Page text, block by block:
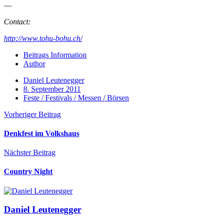
—
Contact:
http://www.tohu-bohu.ch/
Beitrags Information
Author
Daniel Leutenegger
8. September 2011
Feste / Festivals / Messen / Börsen
Vorheriger Beitrag
Denkfest im Volkshaus
Nächster Beitrag
Country Night
Daniel Leutenegger